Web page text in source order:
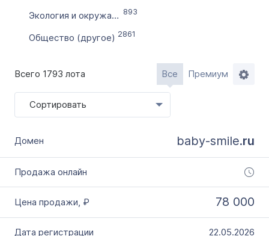
Дополнительные условия
Без цифр
Тип продажи
Оформление до 20 дней
Моментально онлайн
Экология и окружающая среда 893
Общество (другое) 2861
Всего 1793 лота Все Премиум
Сортировать
baby-smile.ru
78 000
22.05.2026